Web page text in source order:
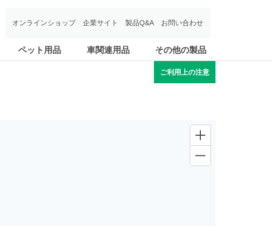
ペット用品 車関連用品 その他の製品
オンラインショップ 企業サイト 製品Q&A お問い合わせ
ご利用上の注意